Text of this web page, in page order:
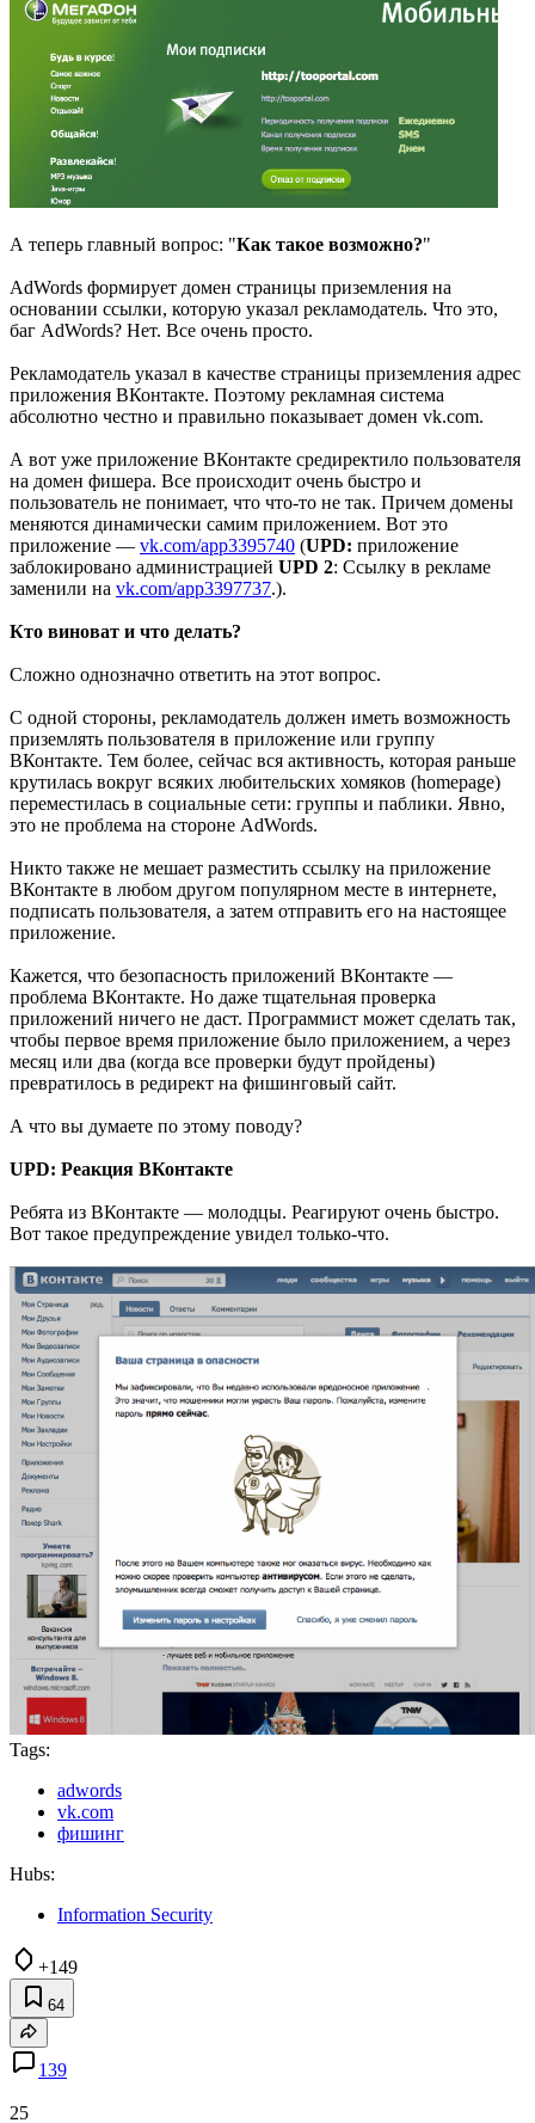
А теперь главный вопрос: "Как такое возможно?"
AdWords формирует домен страницы приземления на
основании ссылки, которую указал рекламодатель. Что это,
баг AdWords? Нет. Все очень просто.
Рекламодатель указал в качестве страницы приземления адрес
приложения ВКонтакте. Поэтому рекламная система
абсолютно честно и правильно показывает домен vk.com.
А вот уже приложение ВКонтакте средиректило пользователя
на домен фишера. Все происходит очень быстро и
пользователь не понимает, что что-то не так. Причем домены
меняются динамически самим приложением. Вот это
приложение — vk.com/app3395740 (UPD: приложение
заблокировано администрацией UPD 2: Ссылку в рекламе
заменили на vk.com/app3397737.).
Кто виноват и что делать?
Сложно однозначно ответить на этот вопрос.
С одной стороны, рекламодатель должен иметь возможность
приземлять пользователя в приложение или группу
ВКонтакте. Тем более, сейчас вся активность, которая раньше
крутилась вокруг всяких любительских хомяков (homepage)
переместилась в социальные сети: группы и паблики. Явно,
это не проблема на стороне AdWords.
Никто также не мешает разместить ссылку на приложение
ВКонтакте в любом другом популярном месте в интернете,
подписать пользователя, а затем отправить его на настоящее
приложение.
Кажется, что безопасность приложений ВКонтакте —
проблема ВКонтакте. Но даже тщательная проверка
приложений ничего не даст. Программист может сделать так,
чтобы первое время приложение было приложением, а через
месяц или два (когда все проверки будут пройдены)
превратилось в редирект на фишинговый сайт.
А что вы думаете по этому поводу?
UPD: Реакция ВКонтакте
Ребята из ВКонтакте — молодцы. Реагируют очень быстро.
Вот такое предупреждение увидел только-что.
Tags:
adwords
vk.com
фишинг
Hubs:
Information Security
+149
64
139
25